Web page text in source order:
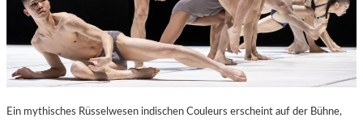
Ein mythisches Rüsselwesen indischen Couleurs erscheint auf der Bühne,